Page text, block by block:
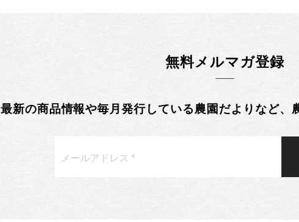
無料メルマガ登録
最新の商品情報や毎月発行している農園だよりなど、